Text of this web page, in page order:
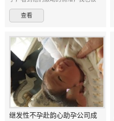
感动。同时也感谢我们的后勤团
队，这两天出生一拨小宝宝，可要
查看
继发性不孕赴韵心助孕公司成